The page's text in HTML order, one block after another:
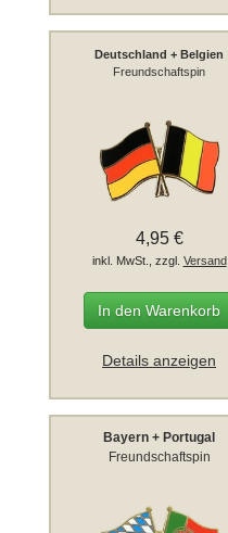
Deutschland + Belgien
Freundschaftspin
4,95 €
inkl. MwSt., zzgl. Versand
In den Warenkorb
Details anzeigen
Bayern + Portugal
Freundschaftspin